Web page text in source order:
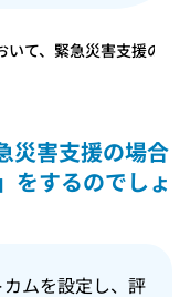
いて、緊急災害支援の場
災害支援の場合
をするのでしょ
ムを設定し、評